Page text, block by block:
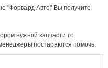
"Форвард Авто" Вы получите
нужной запчасти то
постараются помочь.